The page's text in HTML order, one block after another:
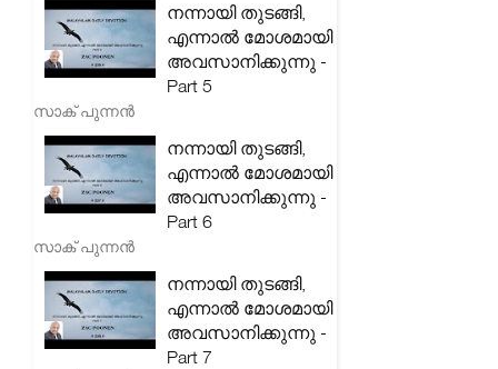
നന്നായി തുടങ്ങി,
എന്നാൽ മോശമായി
അവസാനിക്കുന്നു -
Part 5
സാക് പുന്നൻ
നന്നായി തുടങ്ങി,
എന്നാൽ മോശമായി
അവസാനിക്കുന്നു -
Part 6
സാക് പുന്നൻ
നന്നായി തുടങ്ങി,
എന്നാൽ മോശമായി
അവസാനിക്കുന്നു -
Part 7